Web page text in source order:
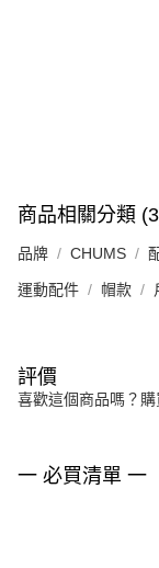
商品相關分類
品牌 CHUMS
運動配件 帽款
評價
喜歡這個商品嗎？
一 必買清單 一